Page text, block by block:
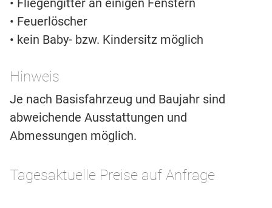
• Fliegengitter an einigen Fenstern
• Feuerlöscher
• kein Baby- bzw. Kindersitz möglich
Hinweis
Je nach Basisfahrzeug und Baujahr sind
abweichende Ausstattungen und
Abmessungen möglich.
Tagesaktuelle Preise auf Anfrage